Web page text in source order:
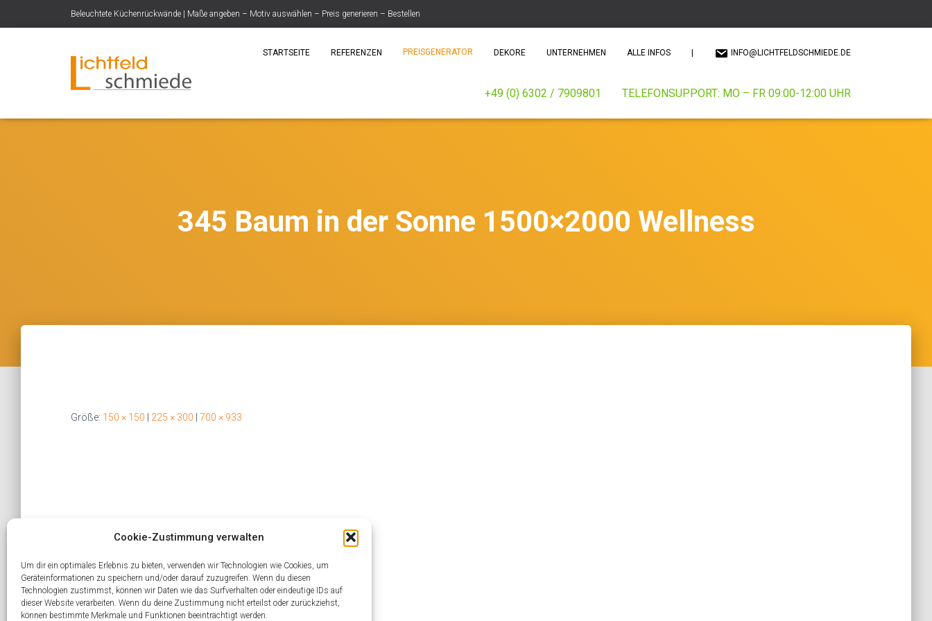
Cookie-Zustimmung verwalten
Um dir ein optimales Erlebnis zu bieten, verwenden wir Technologien wie Cookies, um
Geräteinformationen zu speichern und/oder darauf zuzugreifen. Wenn du diesen
Technologien zustimmst, können wir Daten wie das Surfverhalten oder eindeutige IDs auf
dieser Website verarbeiten. Wenn du deine Zustimmung nicht erteilst oder zurückziehst,
können bestimmte Merkmale und Funktionen beeinträchtigt werden.
Beleuchtete Küchenrückwände | Maße angeben – Motiv auswählen – Preis generieren – Bestellen
STARTSEITE REFERENZEN PREISGENERATOR DEKORE UNTERNEHMEN ALLE INFOS INFO@LICHTFELDSCHMIEDE.DE
+49 (0) 6302 / 7909801 TELEFONSUPPORT: MO – FR 09:00-12:00 UHR
345 Baum in der Sonne 1500×2000 Wellness
Größe: 150 × 150 225 × 300 700 × 933